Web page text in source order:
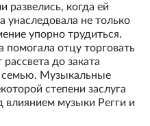
развелись, когда ей
не только
упорно трудиться.
помогала отцу торговать
до заката
семью. Музыкальные
степени заслуга
музыки Регги и